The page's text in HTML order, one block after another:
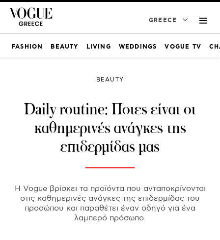
GREECE
FASHION BEAUTY LIVING WEDDINGS VOGUE TV
BEAUTY
Daily routine: Ποιες είναι οι
καθημερινές ανάγκες της
επιδερμίδας μας
Η Vogue βρίσκει τα προϊόντα που ανταποκρίνονται
στις καθημερινές ανάγκες της επιδερμίδας του
προσώπου και παραθέτει έναν οδηγό για ένα
λαμπερό πρόσωπο.